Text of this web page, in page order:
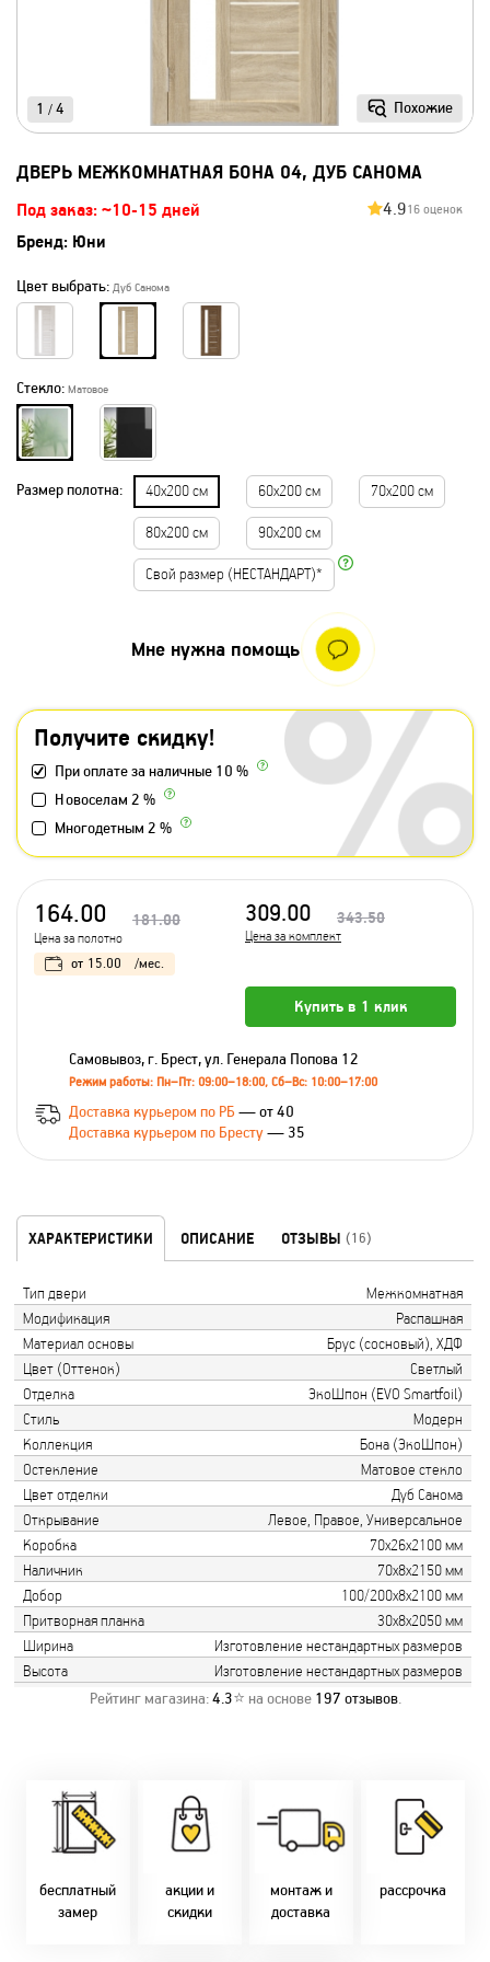
Похожие
1 / 4
ДВЕРЬ МЕЖКОМНАТНАЯ БОНА 04, ДУБ САНОМА
Под заказ: ~10-15 дней 4.916 оценок
Бренд: Юни
Цвет выбрать: Дуб Санома
Стекло: Матовое
Размер полотна: 40х200 см 60х200 см 70х200 см
80х200 см 90х200 см
Свой размер (НЕСТАНДАРТ)*
Получите скидку!
При оплате за наличные 10 %
Новоселам 2 %
Многодетным 2 %
Мне нужна помощь
164.00 181.00
Цена за полотно
309.00 343.50
Цена за комплект
от 15.00 /мес.
Купить в 1 клик
Самовывоз, г. Брест, ул. Генерала Попова 12
Режим работы: Пн–Пт: 09:00–18:00, Сб–Вс: 10:00–17:00
Доставка курьером по РБ — от 40
Доставка курьером по Бресту— 35
ХАРАКТЕРИСТИКИ ОПИСАНИЕ ОТЗЫВЫ (16)
Тип двери
Межкомнатная
Модификация
Распашная
Материал основы
Брус (сосновый), ХДФ
Цвет (Оттенок)
Светлый
Отделка
ЭкоШпон (EVO Smartfoil)
Стиль
Модерн
Коллекция
Бона (ЭкоШпон)
Остекление
Матовое стекло
Цвет отделки
Дуб Санома
Открывание
Левое, Правое, Универсальное
Коробка
70х26х2100 мм
Наличник
70х8х2150 мм
Добор
100/200х8х2100 мм
Притворная планка
30х8х2050 мм
Ширина
Изготовление нестандартных размеров
Высота
Изготовление нестандартных размеров
Рейтинг магазина:4.3⭐ на основе 197 отзывов.
бесплатный
замер
Замер бесплатно!
Оперативно!
День-в-день или
на следующий!
заказать по
10-40, (Viber)
акции и
скидки
Скидки:
-новоселам - 2%
-многодетным -
2%
наличными - 10%
монтаж и
доставка
фурнитуры.
Качественный
монтаж дверей,
окон и мебели.
Беларуси.
В удобное для Вас
рассрочка
Микс
2-36 мес
Магнит-5 мес.
Смарт - 4 мес.
FUN - 4 мес.